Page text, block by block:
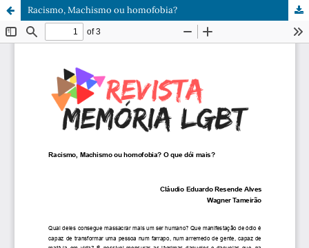
Racismo, Machismo ou homofobia?